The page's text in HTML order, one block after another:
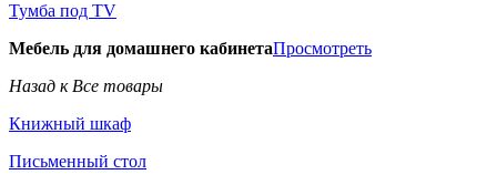
Тумба под TV
Мебель для домашнего кабинетаПросмотреть
Назад к Все товары
Книжный шкаф
Письменный стол